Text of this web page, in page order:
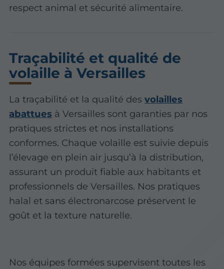
respect animal et sécurité alimentaire.
Traçabilité et qualité de
volaille à Versailles
La traçabilité et la qualité desvolailles
abattues à Versailles sont garanties par nos
pratiques strictes et nos installations
conformes. Chaque volaille est suivie depuis
l’élevage en plein air jusqu’à la distribution,
assurant un produit fiable aux habitants et
professionnels de Versailles. Nos pratiques
halal et sans électronarcose préservent le
goût et la texture naturelle.
Nos équipes formées supervisent toutes les